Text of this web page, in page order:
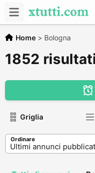
Home > Bologna
1852
Griglia
Ordinare